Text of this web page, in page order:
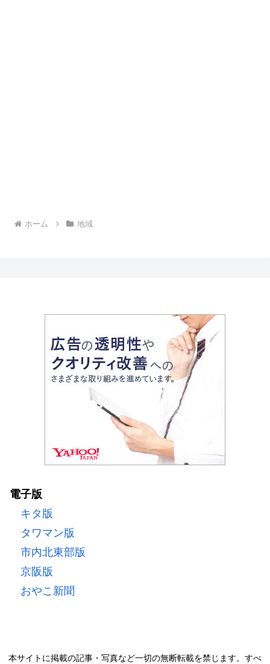
ホーム 地域
電子版
キタ版
タワマン版
市内北東部版
京阪版
おやこ新聞
本サイトに掲載の記事・写真など一切の無断転載を禁じます。すべ